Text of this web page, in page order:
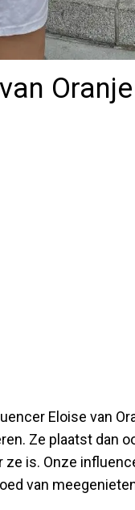
Eloise van
Ze plaatst dan
is. Onze
van